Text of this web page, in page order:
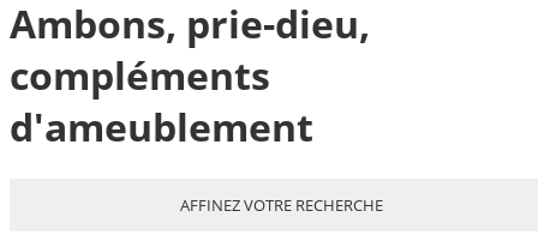
Ambons, prie-dieu,
compléments
d'ameublement
AFFINEZ VOTRE RECHERCHE